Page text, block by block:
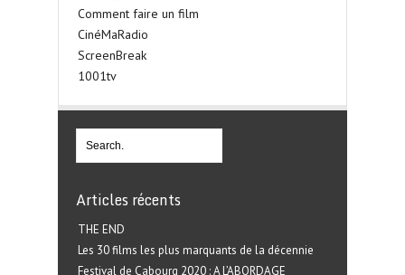
Comment faire un film
CinéMaRadio
ScreenBreak
1001tv
Articles récents
THE END
Les 30 films les plus marquants de la décennie
Festival de Cabourg 2020 : A L’ABORDAGE